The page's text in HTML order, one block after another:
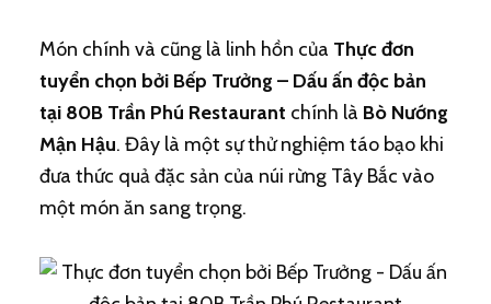
Món chính và cũng là linh hồn của Thực đơn
tuyển chọn bởi Bếp Trưởng – Dấu ấn độc bản
tại 80B Trần Phú Restaurant chính là Bò Nướng
Mận Hậu. Đây là một sự thử nghiệm táo bạo khi
đưa thức quả đặc sản của núi rừng Tây Bắc vào
một món ăn sang trọng.